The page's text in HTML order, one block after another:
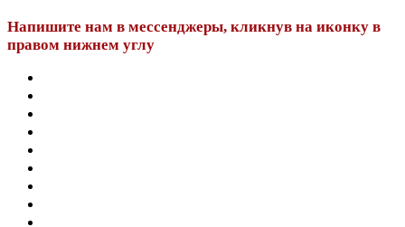
Напишите нам в мессенджеры, кликнув на иконку в
правом нижнем углу